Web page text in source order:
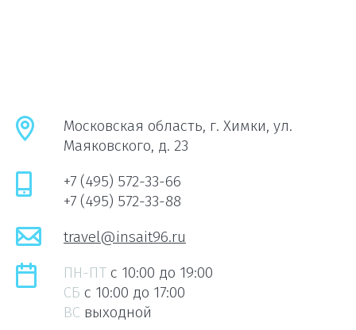
Московская область, г. Химки, ул.
Маяковского, д. 23
+7 (495) 572-33-66
+7 (495) 572-33-88
travel@insait96.ru
ПН-ПТ c 10:00 до 19:00
СБ c 10:00 до 17:00
ВС выходной